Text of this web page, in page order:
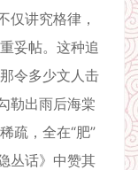
仅讲究格律，
妥帖。这种追
令多少文人击
勒出雨后海棠
疏，全在“肥”
丛话》中赞其